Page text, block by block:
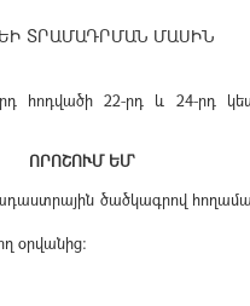
ՏՐԱՄԱԴՐՄԱՆ ՄԱՍԻՆ
հոդվածի 22-րդ և 24-րդ
ՈՐՈՇՈՒՄ ԵՄ`
ծածկագրով
օրվանից: